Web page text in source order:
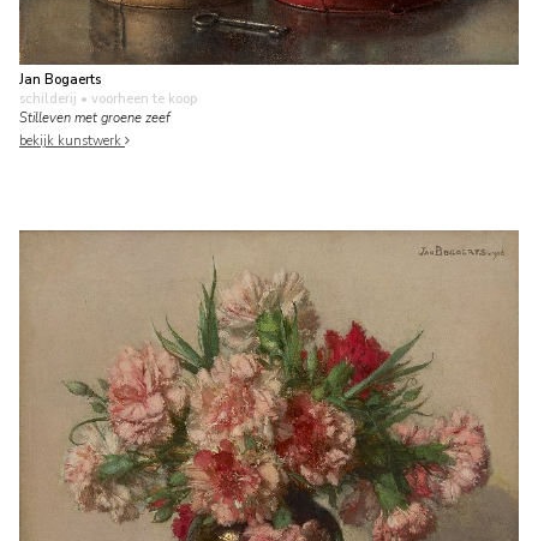
Jan Bogaerts
schilderij • voorheen te koop
Stilleven met groene zeef
bekijk kunstwerk